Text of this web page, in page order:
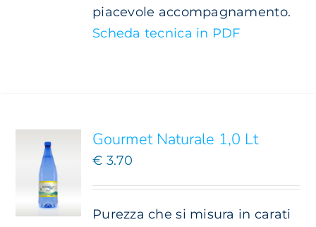
piacevole accompagnamento.
Scheda tecnica in PDF
PIÙ
VARIANTI.
LE
OPZIONI
POSSONO
ESSERE
Gourmet Naturale 1,0 Lt
€ 3.70
Purezza che si misura in carati